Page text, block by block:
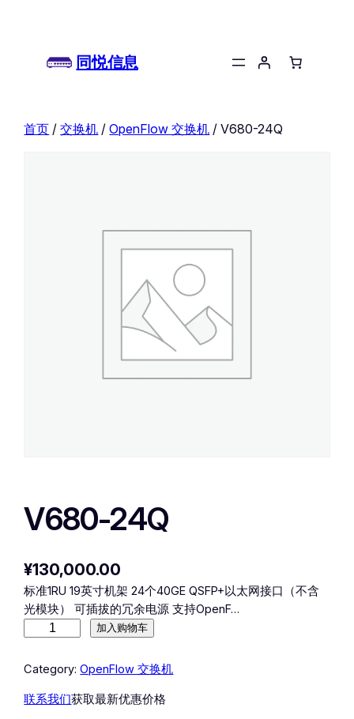
同悦信息
首页 /交换机 /OpenFlow 交换机 / V680-24Q
V680-24Q
¥130,000.00
标准1RU 19英寸机架 24个40GE QSFP+以太网接口（不含
光模块） 可插拔的冗余电源 支持OpenF…
8
-
加入购物车
Category:OpenFlow 交换机
联系我们获取最新优惠价格